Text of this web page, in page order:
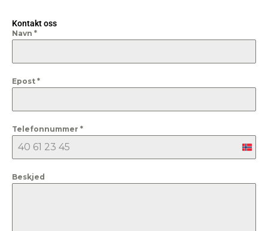
Kontakt oss
Navn *
Epost *
Telefonnummer *
Beskjed